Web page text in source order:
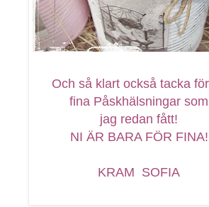
Och så klart också tacka
fina Påskhälsningar som
jag redan fått!
NI ÄR BARA FÖR FINA!
KRAM SOFIA